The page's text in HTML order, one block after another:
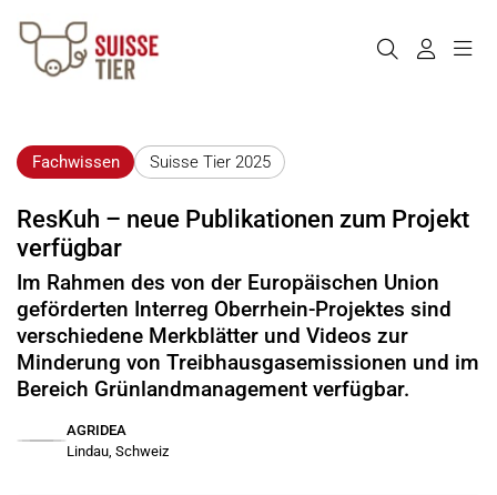
Fachwissen Suisse Tier 2025
ResKuh – neue Publikationen zum Projekt
verfügbar
Im Rahmen des von der Europäischen Union
geförderten Interreg Oberrhein-Projektes sind
verschiedene Merkblätter und Videos zur
Minderung von Treibhausgasemissionen und im
Bereich Grünlandmanagement verfügbar.
AGRIDEA
Lindau, Schweiz